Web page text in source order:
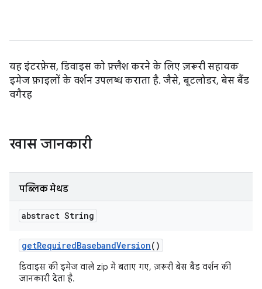
यह इंटरफ़ेस, डिवाइस को फ़्लैश करने के लिए ज़रूरी सहायक
इमेज फ़ाइलों के वर्शन उपलब्ध कराता है. जैसे, बूटलोडर, बेस बैंड
वगैरह
खास जानकारी
पब्लिक मेथड
abstract String
getRequiredBasebandVersion()
डिवाइस की इमेज वाले zip में बताए गए, ज़रूरी बेस बैंड वर्शन की
जानकारी देता है.